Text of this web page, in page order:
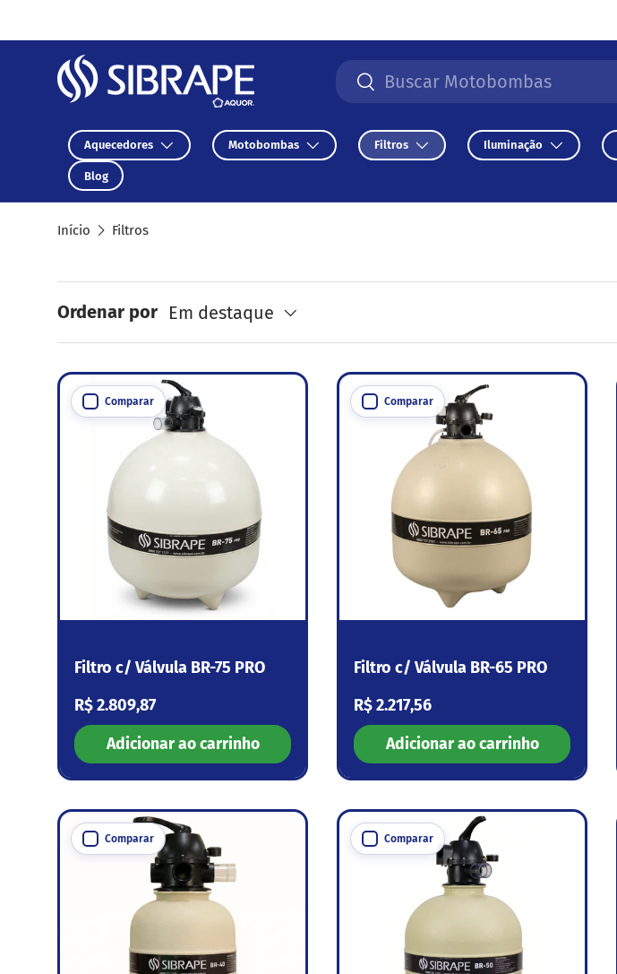
Ir para o conteúdo
Pesquisar
Pesquisar
Aquecedores Motobombas Filtros Iluminação
Blog
Início Filtros
Ordenar por Em destaque
Comparar
Filtro c/ Válvula BR-75 PRO
Preço normal
R$ 2.809,87
Adicionar ao carrinho
Comparar
Filtro c/ Válvula BR-65 PRO
Preço normal
R$ 2.217,56
Adicionar ao carrinho
Comparar Comparar